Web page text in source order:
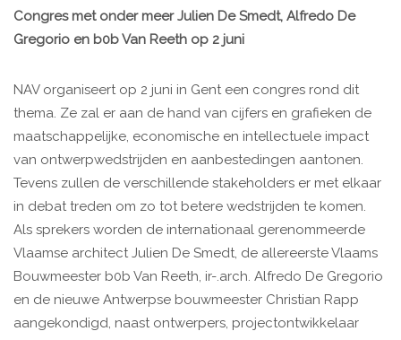
Congres met onder meer Julien De Smedt, Alfredo De
Gregorio en b0b Van Reeth op 2 juni
NAV organiseert op 2 juni in Gent een congres rond dit
thema. Ze zal er aan de hand van cijfers en grafieken de
maatschappelijke, economische en intellectuele impact
van ontwerpwedstrijden en aanbestedingen aantonen.
Tevens zullen de verschillende stakeholders er met elkaar
in debat treden om zo tot betere wedstrijden te komen.
Als sprekers worden de internationaal gerenommeerde
Vlaamse architect Julien De Smedt, de allereerste Vlaams
Bouwmeester b0b Van Reeth, ir-.arch. Alfredo De Gregorio
en de nieuwe Antwerpse bouwmeester Christian Rapp
aangekondigd, naast ontwerpers, projectontwikkelaar